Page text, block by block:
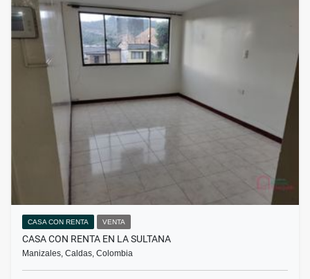
CASA CON RENTA VENTA
CASA CON RENTA EN LA SULTANA
Manizales, Caldas, Colombia